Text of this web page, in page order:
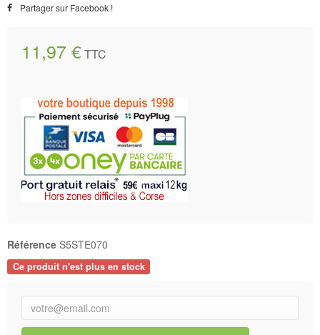
Partager sur Facebook !
11,97 €TTC
Référence S5STE070
Ce produit n'est plus en stock